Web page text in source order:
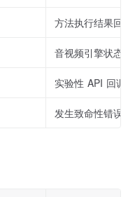
方法执行结果回
音视频引擎状态
实验性 API 回调。
发生致命性错误